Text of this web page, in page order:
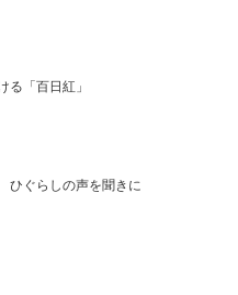
る「百日紅」
ぐらしの声を聞きに